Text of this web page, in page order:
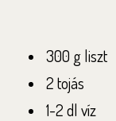
300 g liszt
2 tojás
1-2 dl víz